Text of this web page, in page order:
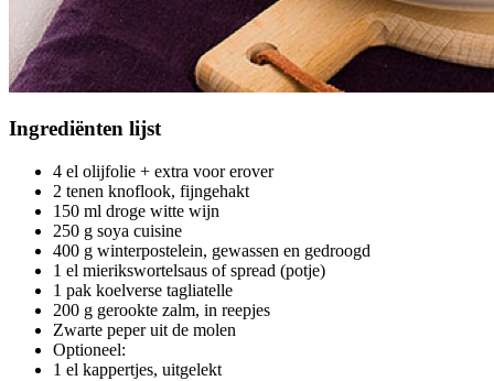
Ingrediënten lijst
4 el olijfolie + extra voor erover
2 tenen knoflook, fijngehakt
150 ml droge witte wijn
250 g soya cuisine
400 g winterpostelein, gewassen en gedroogd
1 el mierikswortelsaus of spread (potje)
1 pak koelverse tagliatelle
200 g gerookte zalm, in reepjes
Zwarte peper uit de molen
Optioneel:
1 el kappertjes, uitgelekt